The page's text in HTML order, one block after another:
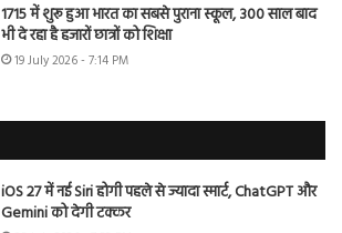
1715 में शुरू हुआ भारत का सबसे पुराना स्कूल, 300 साल बाद
भी दे रहा है हजारों छात्रों को शिक्षा
19 July 2026 - 7:14 PM
iOS 27 में नई Siri होगी पहले से ज्यादा स्मार्ट, ChatGPT और
Gemini को देगी टक्कर